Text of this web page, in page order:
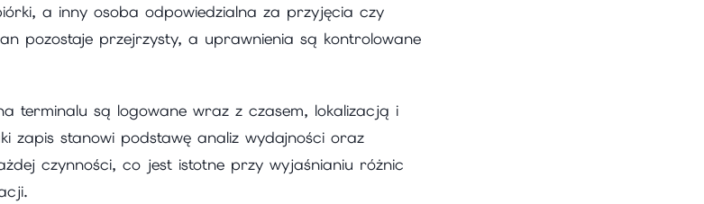
a inny osoba odpowiedzialna za przyjęcia czy
pozostaje przejrzysty, a uprawnienia są kontrolowane
terminalu są logowane wraz z czasem, lokalizacją i
zapis stanowi podstawę analiz wydajności oraz
czynności, co jest istotne przy wyjaśnianiu różnic